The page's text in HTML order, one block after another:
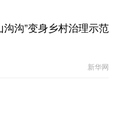
沟沟”变身乡村治理示范
新华网